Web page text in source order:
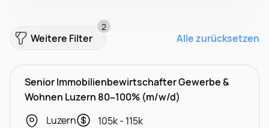
Weitere Filter
2
Alle zurücksetzen
Senior Immobilienbewirtschafter Gewerbe &
Wohnen Luzern 80–100% (m/w/d)
Luzern
105k - 115k